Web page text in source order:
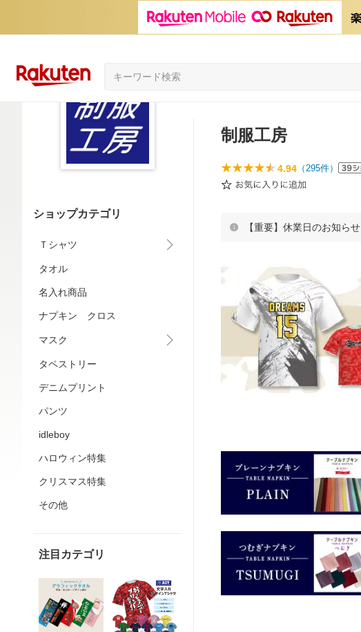
ショップカテゴリ
Ｔシャツ
タオル
名入れ商品
ナプキン クロス
マスク
タペストリー
デニムプリント
パンツ
idleboy
ハロウィン特集
クリスマス特集
その他
注目カテゴリ
制服工房
4.94 （295件）
【重要】休業日のお知らせ